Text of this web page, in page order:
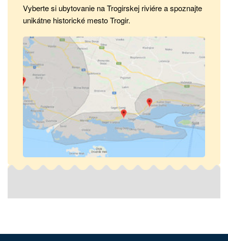
Vyberte si ubytovanie na Trogirskej riviére a spoznajte
unikátne historické mesto Trogir.